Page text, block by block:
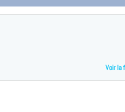
Voir la